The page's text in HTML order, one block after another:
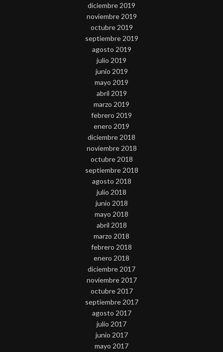
diciembre 2019
noviembre 2019
octubre 2019
septiembre 2019
agosto 2019
julio 2019
junio 2019
mayo 2019
abril 2019
marzo 2019
febrero 2019
enero 2019
diciembre 2018
noviembre 2018
octubre 2018
septiembre 2018
agosto 2018
julio 2018
junio 2018
mayo 2018
abril 2018
marzo 2018
febrero 2018
enero 2018
diciembre 2017
noviembre 2017
octubre 2017
septiembre 2017
agosto 2017
julio 2017
junio 2017
mayo 2017